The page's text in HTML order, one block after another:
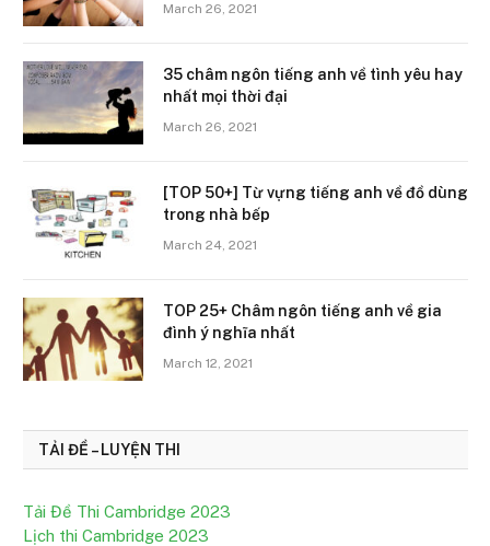
March 26, 2021
35 châm ngôn tiếng anh về tình yêu hay
nhất mọi thời đại
March 26, 2021
[TOP 50+] Từ vựng tiếng anh về đồ dùng
trong nhà bếp
March 24, 2021
TOP 25+ Châm ngôn tiếng anh về gia
đình ý nghĩa nhất
March 12, 2021
TẢI ĐỀ – LUYỆN THI
Tải Đề Thi Cambridge 2023
Lịch thi Cambridge 2023